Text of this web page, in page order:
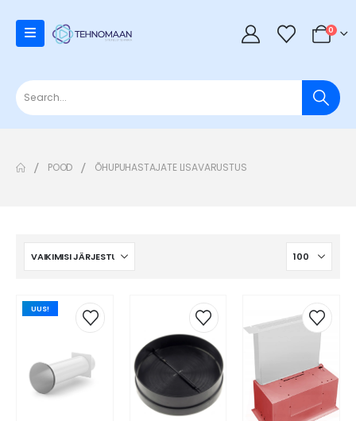
0
POOD ÕHUPUHASTAJATE LISAVARUSTUS
UUS!